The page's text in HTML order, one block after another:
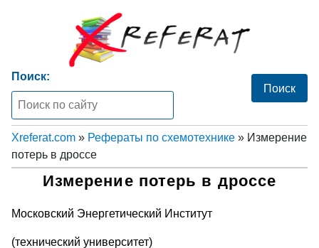
Поиск:
Xreferat.com » Рефераты по схемотехнике » Измерение
потерь в дроссе
Измерение потерь в дроссе
Московский Энергетический Институт
(технический университет)